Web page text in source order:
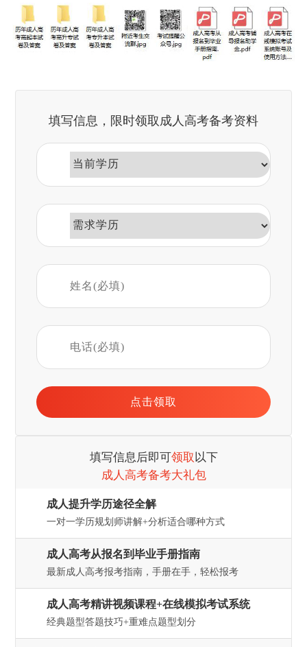
填写信息，限时领取成人高考备考资料
填写信息后即可领取以下
成人高考备考大礼包
成人提升学历途径全解
一对一学历规划师讲解+分析适合哪种方式
成人高考从报名到毕业手册指南
最新成人高考报考指南，手册在手，轻松报考
成人高考精讲视频课程+在线模拟考试系统
经典题型答题技巧+重难点题型划分